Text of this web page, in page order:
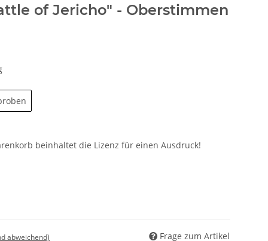
of Jericho" - Oberstimmen
beinhaltet die Lizenz für einen Ausdruck!
abweichend) Frage zum Artikel